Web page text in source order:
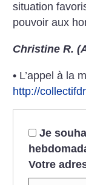
situation
pouvoir aux
Christine R.
• L’appel à la
http://
Je
Votre